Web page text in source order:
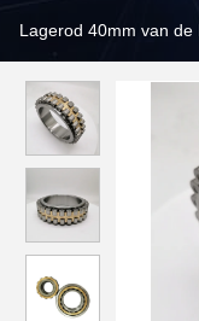
Lagerod 40mm van de